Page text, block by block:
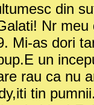
din
Nr meu
Mi-as dori
un
rau ca nu
tin